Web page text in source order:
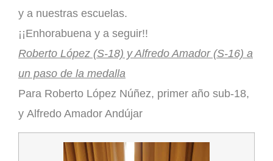
y a nuestras escuelas.
¡¡Enhorabuena y a seguir!!
Roberto López (S-18) y Alfredo Amador (S-16) a
un paso de la medalla
Para Roberto López Núñez, primer año sub-18,
y Alfredo Amador Andújar